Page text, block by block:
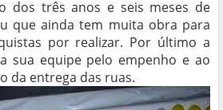
dos três anos e seis meses de
que ainda tem muita obra para
por realizar. Por último a
sua equipe pelo empenho e ao
da entrega das ruas.